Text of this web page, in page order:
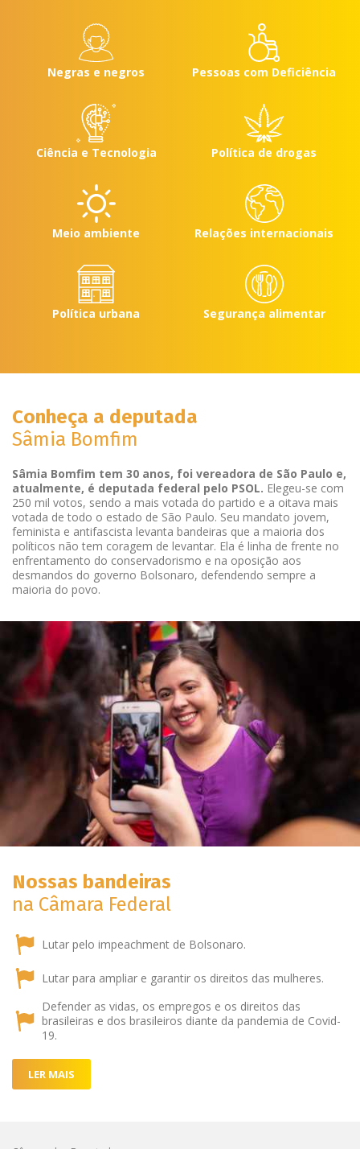
Negras e negros Pessoas com Deficiência
Ciência e Tecnologia Política de drogas
Meio ambiente Relações internacionais
Política urbana Segurança alimentar
Conheça a deputada
Sâmia Bomfim
Sâmia Bomfim tem 30 anos, foi vereadora de São Paulo e,
atualmente, é deputada federal pelo PSOL. Elegeu-se com
250 mil votos, sendo a mais votada do partido e a oitava mais
votada de todo o estado de São Paulo. Seu mandato jovem,
feminista e antifascista levanta bandeiras que a maioria dos
políticos não tem coragem de levantar. Ela é linha de frente no
enfrentamento do conservadorismo e na oposição aos
desmandos do governo Bolsonaro, defendendo sempre a
maioria do povo.
Nossas bandeiras
na Câmara Federal
Lutar pelo impeachment de Bolsonaro.
Lutar para ampliar e garantir os direitos das mulheres.
Defender as vidas, os empregos e os direitos das
brasileiras e dos brasileiros diante da pandemia de Covid-
19.
LER MAIS